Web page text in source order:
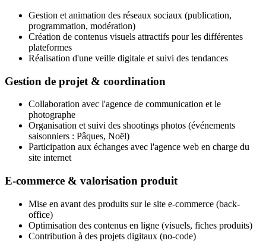
Gestion et animation des réseaux sociaux (publication,
programmation, modération)
Création de contenus visuels attractifs pour les différentes
plateformes
Réalisation d'une veille digitale et suivi des tendances
Gestion de projet & coordination
Collaboration avec l'agence de communication et le
photographe
Organisation et suivi des shootings photos (événements
saisonniers : Pâques, Noël)
Participation aux échanges avec l'agence web en charge du
site internet
E-commerce & valorisation produit
Mise en avant des produits sur le site e-commerce (back-
office)
Optimisation des contenus en ligne (visuels, fiches produits)
Contribution à des projets digitaux (no-code)